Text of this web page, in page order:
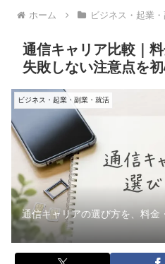
ホーム ビジネス・起業
通信キャリア比較｜
失敗しない注意点を
ビジネス・起業・副業・就活
通信キャリアの選び方を、料金